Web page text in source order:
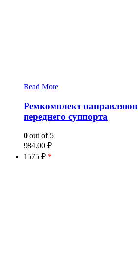
Read More
Ремкомплект
переднего суппорта
0 out of 5
984.00 ₽
1575 ₽ *